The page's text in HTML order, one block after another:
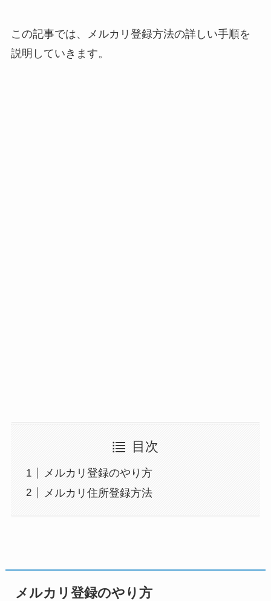
この記事では、メルカリ登録方法の詳しい手順を
説明していきます。
目次
メルカリ登録のやり方
メルカリ住所登録方法
メルカリ登録のやり方